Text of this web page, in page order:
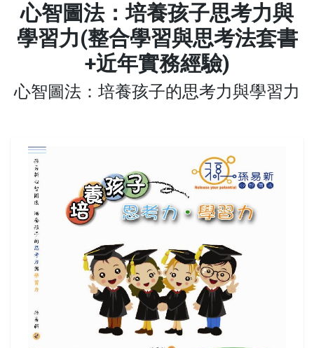
心智圖法：培養孩子思考力與
學習力(整合學習與思考法套書
+近年實務經驗)
心智圖法：培養孩子的思考力與學習力